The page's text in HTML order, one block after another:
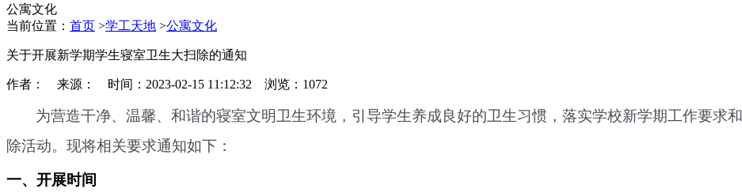
公寓文化
当前位置： 首页 >学工天地 >公寓文化
关于开展新学期学生寝室卫生大扫除的通知
作者： 来源： 时间：2023-02-15 11:12:32 浏览： 1072
为营造干净、温馨、和谐的寝室文明卫生环境，引导学生养成良好的卫生习惯，落实学校新学期工作要求和
除活动。现将相关要求通知如下：
一、开展时间